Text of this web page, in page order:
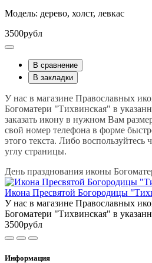
Модель: дерево, холст, левкас
3500рубл
В сравнение
В закладки
У нас в магазине Православных
Богоматери "Тихвинская" в
заказать икону в нужном Вам
свой номер телефона в форме
этого текста. Либо
углу страницы.
День празднования иконы
Икона Пресвятой Богородицы
У нас в магазине Православных
Богоматери "Тихвинская" в
3500рубл
Информация